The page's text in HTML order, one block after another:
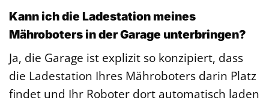
Kann ich die Ladestation meines
Mähroboters in der Garage unterbringen?
Ja, die Garage ist explizit so konzipiert, dass
die Ladestation Ihres Mähroboters darin Platz
findet und Ihr Roboter dort automatisch laden